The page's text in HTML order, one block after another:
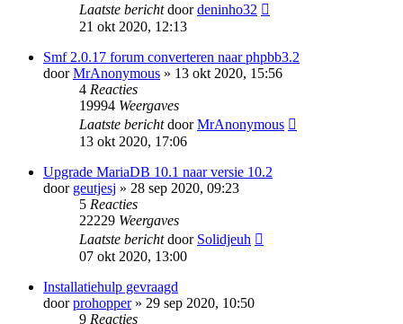
Laatste berichtdoordeninho32
21 okt 2020, 12:13
Smf 2.0.17 forum converteren naar phpbb3.2
doorMrAnonymous » 13 okt 2020, 15:56
4 Reacties
19994 Weergaves
Laatste berichtdoorMrAnonymous
13 okt 2020, 17:06
Upgrade MariaDB 10.1 naar versie 10.2
door geutjesj » 28 sep 2020, 09:23
5 Reacties
22229 Weergaves
Laatste berichtdoor Solidjeuh
07 okt 2020, 13:00
Installatiehulp gevraagd
doorprohopper» 29 sep 2020, 10:50
9 Reacties